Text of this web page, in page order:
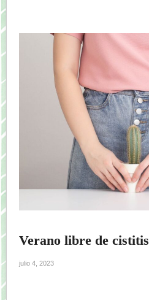
Verano libre de cistitis
julio 4, 2023